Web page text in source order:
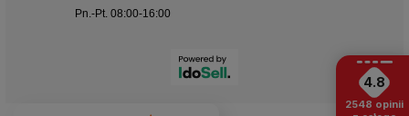
Pn.-Pt. 08:00-16:00
4.8
2548 opinii